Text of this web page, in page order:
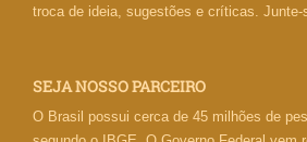
troca de ideia, sugestões e críticas. Junte-
SEJA NOSSO PARCEIRO
O Brasil possui cerca de 45 milhões de